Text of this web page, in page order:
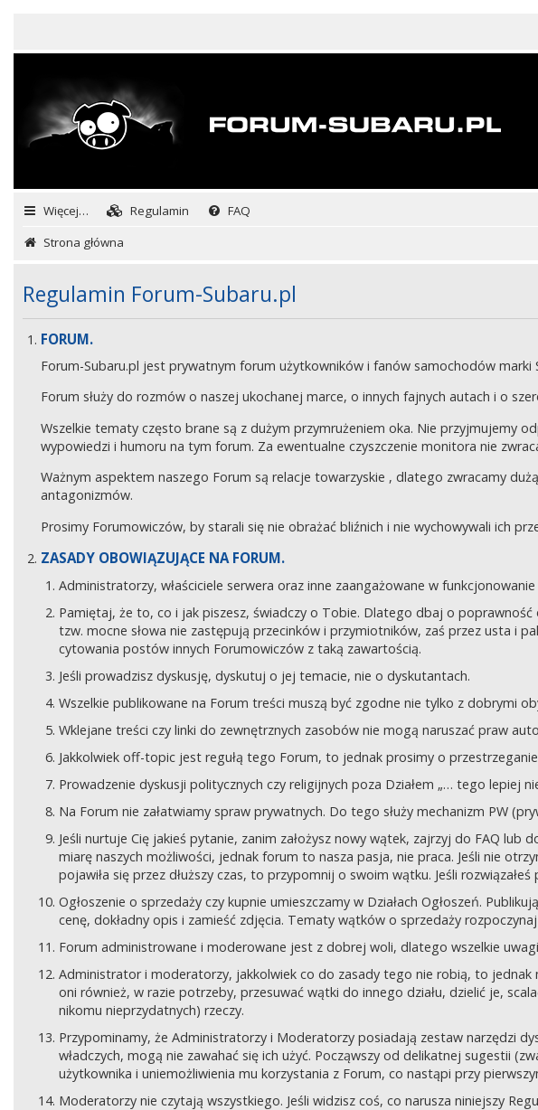
Więcej… Regulamin FAQ
Strona główna
Regulamin Forum-Subaru.pl
FORUM.
Forum-Subaru.pl jest prywatnym forum użytkowników i fanów samochodów marki
Forum służy do rozmów o naszej ukochanej marce, o innych fajnych autach i o
Wszelkie tematy często brane są z dużym przymrużeniem oka. Nie przyjmujemy
wypowiedzi i humoru na tym forum. Za ewentualne czyszczenie monitora nie
Ważnym aspektem naszego Forum są relacje towarzyskie , dlatego zwracamy
antagonizmów.
Prosimy Forumowiczów, by starali się nie obrażać bliźnich i nie wychowywali ich
ZASADY OBOWIĄZUJĄCE NA FORUM.
Administratorzy, właściciele serwera oraz inne zaangażowane w
Pamiętaj, że to, co i jak piszesz, świadczy o Tobie. Dlatego dbaj o
tzw. mocne słowa nie zastępują przecinków i przymiotników, zaś przez usta i
cytowania postów innych Forumowiczów z taką zawartością.
Jeśli prowadzisz dyskusję, dyskutuj o jej temacie, nie o dyskutantach.
Wszelkie publikowane na Forum treści muszą być zgodne nie tylko z dobrymi
Wklejane treści czy linki do zewnętrznych zasobów nie mogą naruszać praw
Jakkolwiek off-topic jest regułą tego Forum, to jednak prosimy o
Prowadzenie dyskusji politycznych czy religijnych poza Działem „… tego
Na Forum nie załatwiamy spraw prywatnych. Do tego służy mechanizm PW
Jeśli nurtuje Cię jakieś pytanie, zanim założysz nowy wątek, zajrzyj do FAQ
miarę naszych możliwości, jednak forum to nasza pasja, nie praca. Jeśli nie
pojawiła się przez dłuższy czas, to przypomnij o swoim wątku. Jeśli
Ogłoszenie o sprzedaży czy kupnie umieszczamy w Działach Ogłoszeń.
cenę, dokładny opis i zamieść zdjęcia. Tematy wątków o sprzedaży
Forum administrowane i moderowane jest z dobrej woli, dlatego wszelkie
Administrator i moderatorzy, jakkolwiek co do zasady tego nie robią, to jednak
oni również, w razie potrzeby, przesuwać wątki do innego działu, dzielić je,
nikomu nieprzydatnych) rzeczy.
Przypominamy, że Administratorzy i Moderatorzy posiadają zestaw narzędzi
władczych, mogą nie zawahać się ich użyć. Począwszy od delikatnej sugestii
użytkownika i uniemożliwienia mu korzystania z Forum, co nastąpi przy
Moderatorzy nie czytają wszystkiego. Jeśli widzisz coś, co narusza niniejszy